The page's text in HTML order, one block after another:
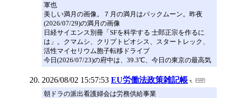
軍也
美しい満月の画像。７月の満月はバックムーン。昨夜
(2026/07/29)の満月の画像
日経サイエンス別冊「SFを科学する 士郎正宗を作るに
は」。クマムシ、クリプトビオシス、スタートレック、
活性マイセリウム胞子転移ドライブ
今日(2026/07/23)の府中は、39.3℃、今日の東京の最高気
2026/08/02 15:57:53 EU労働法政策雑記帳
朝ドラの派出看護婦会は労務供給事業